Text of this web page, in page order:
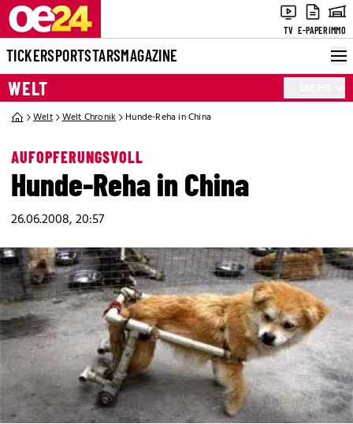
TV E-PAPERIMMO
TICKERSPORTSTARSMAGAZINE
WELT
Welt Welt Chronik Hunde-Reha in China
AUFOPFERUNGSVOLL
Hunde-Reha in China
26.06.2008, 20:57